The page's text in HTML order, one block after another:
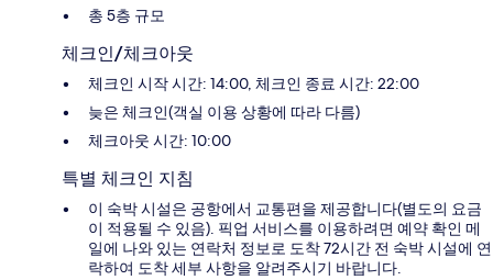
총 5층 규모
체크인/체크아웃
체크인 시작 시간: 14:00, 체크인 종료 시간: 22:00
늦은 체크인(객실 이용 상황에 따라 다름)
체크아웃 시간: 10:00
특별 체크인 지침
이 숙박 시설은 공항에서 교통편을 제공합니다(별도의 요금
이 적용될 수 있음). 픽업 서비스를 이용하려면 예약 확인 메
일에 나와 있는 연락처 정보로 도착 72시간 전 숙박 시설에 연
락하여 도착 세부 사항을 알려주시기 바랍니다.